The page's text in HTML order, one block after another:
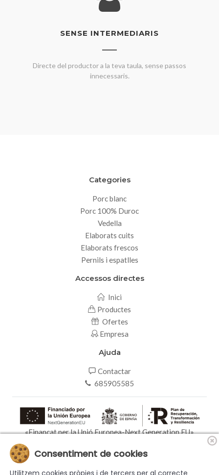
SENSE INTERMEDIARIS
Directe del productor a la teva taula, sense passos
innecessaris.
Categories
Porc blanc
Porc 100% Duroc
Vedella
Elaborats cuits
Elaborats frescos
Pernils i espatlles
Accessos directes
Inici
Productes
Ofertes
Empresa
Ajuda
Contactar
685905585
«Finançat per la Unió Europea-Next Generation EU»
© 2026 RABERT CARNS, S.L. - Tots els drets reservats |
Consentiment de cookies
Utilitzem cookies pròpies i de tercers per al correcte